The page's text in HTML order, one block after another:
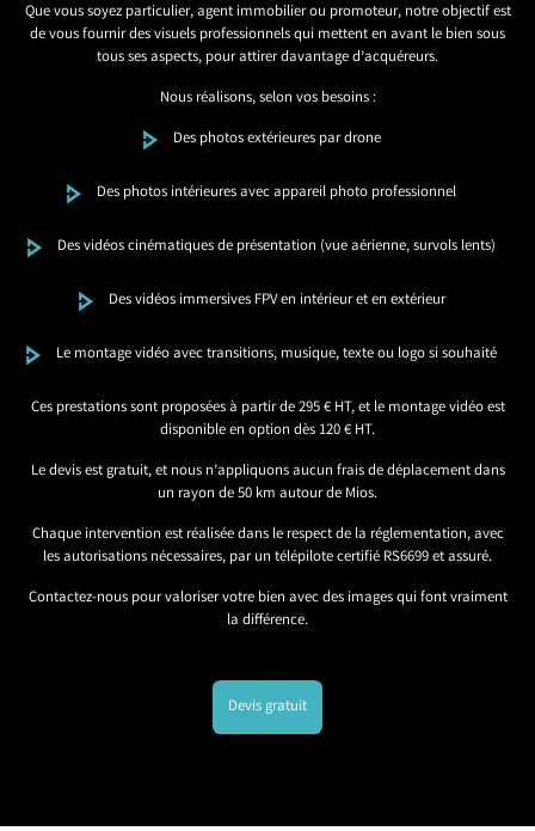
Que vous soyez particulier, agent immobilier ou promoteur, notre objectif est
de vous fournir des visuels professionnels qui mettent en avant le bien sous
tous ses aspects, pour attirer davantage d’acquéreurs.
Nous réalisons, selon vos besoins :
Des photos extérieures par drone
Des photos intérieures avec appareil photo professionnel
Des vidéos cinématiques de présentation (vue aérienne, survols lents)
Des vidéos immersives FPV en intérieur et en extérieur
Le montage vidéo avec transitions, musique, texte ou logo si souhaité
Ces prestations sont proposées à partir de 295 € HT, et le montage vidéo est
disponible en option dès 120 € HT.
Le devis est gratuit, et nous n’appliquons aucun frais de déplacement dans
un rayon de 50 km autour de Mios.
Chaque intervention est réalisée dans le respect de la réglementation, avec
les autorisations nécessaires, par un télépilote certifié RS6699 et assuré.
Contactez-nous pour valoriser votre bien avec des images qui font vraiment
la différence.
Devis gratuit